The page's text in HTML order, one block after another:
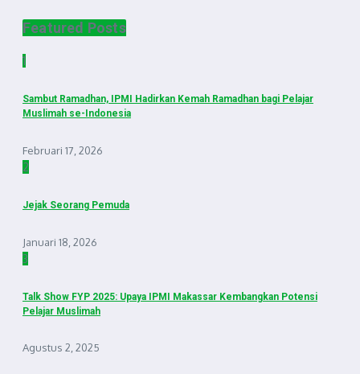
Featured Posts
1
Sambut Ramadhan, IPMI Hadirkan Kemah Ramadhan bagi Pelajar
Muslimah se-Indonesia
Februari 17, 2026
2
Jejak Seorang Pemuda
Januari 18, 2026
3
Talk Show FYP 2025: Upaya IPMI Makassar Kembangkan Potensi
Pelajar Muslimah
Agustus 2, 2025